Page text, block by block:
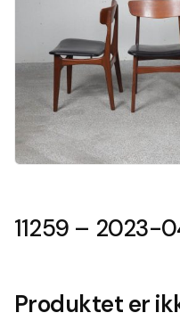
11259 – 2023-
Produktet er